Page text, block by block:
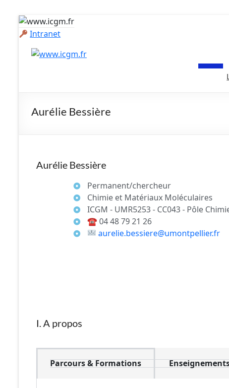
Intranet
Aurélie Bessière
Aurélie Bessière
Permanent/chercheur
Chimie et Matériaux Moléculaires
ICGM - UMR5253 - CC043 - Pôle
☎04 48 79 21 26
aurelie.bessiere@umontpellier.fr
I. A propos
Parcours & Formations